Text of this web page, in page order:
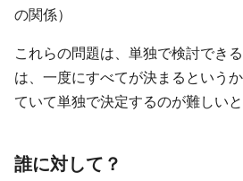
の関係）
これらの問題は、単独で検討でき
は、一度にすべてが決まるという
ていて単独で決定するのが難しいと
誰に対して？